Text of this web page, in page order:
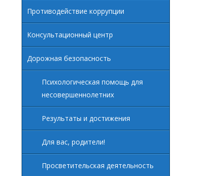
Противодействие коррупции
Консультационный центр
Дорожная безопасность
Психологическая помощь для
несовершеннолетних
Результаты и достижения
Для вас, родители!
Просветительская деятельность